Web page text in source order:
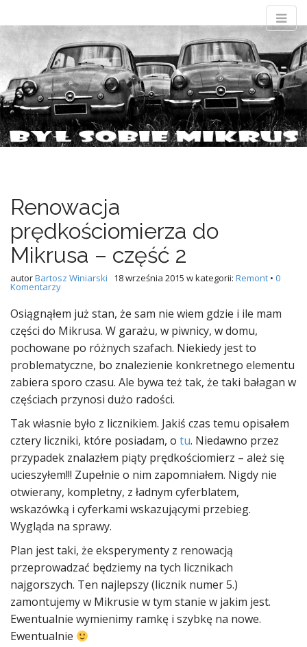
Był sobie
Mikrus
Wszystko o Mikrusie MR-300 i jeszcze więcej…
M
a
n
m
e
n
u
p
t
o
c
o
n
tRenowacja
prędkościomierza do
Mikrusa – część 2
autorBartosz Winiarski 18 września 2015 w kategorii: Remont • 0
Komentarzy
Osiągnąłem już stan, że sam nie wiem gdzie i ile mam
części do Mikrusa. W garażu, w piwnicy, w domu,
pochowane po różnych szafach. Niekiedy jest to
problematyczne, bo znalezienie konkretnego elementu
zabiera sporo czasu. Ale bywa też tak, że taki bałagan w
częściach przynosi dużo radości.
Tak własnie było z licznikiem. Jakiś czas temu opisałem
cztery liczniki, które posiadam, o tu. Niedawno przez
przypadek znalazłem piąty prędkościomierz – ależ się
ucieszyłem!!! Zupełnie o nim zapomniałem. Nigdy nie
otwierany, kompletny, z ładnym cyferblatem,
wskazówką i cyferkami wskazującymi przebieg.
Wygląda na sprawy.
Plan jest taki, że eksperymenty z renowacją
przeprowadzać będziemy na tych licznikach
najgorszych. Ten najlepszy (licznik numer 5.)
zamontujemy w Mikrusie w tym stanie w jakim jest.
Ewentualnie wymienimy ramkę i szybkę na nowe.
Ewentualnie